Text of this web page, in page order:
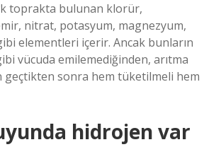
toprakta bulunan klorür,
nitrat, potasyum, magnezyum,
elementleri içerir. Ancak bunların
vücuda emilemediğinden, arıtma
geçtikten sonra hem tüketilmeli hem
hidrojen var